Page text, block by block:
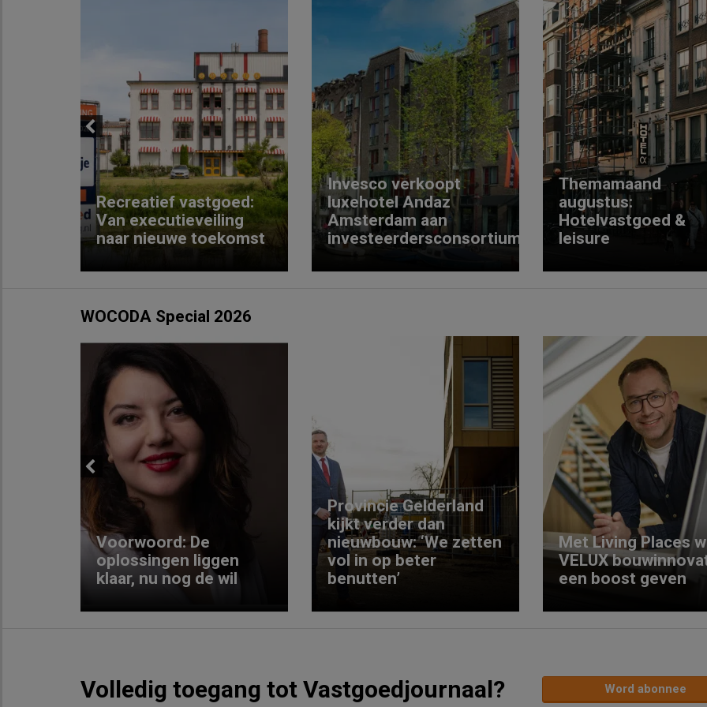
Previous
Recreatief vastgoed:
Van executieveiling
naar nieuwe toekomst
Invesco verkoopt
luxehotel Andaz
Amsterdam aan
investeerdersconsortium
Themamaand
augustus:
Hotelvastgoed &
leisure
WOCODA Special 2026
Previous
Voorwoord: De
oplossingen liggen
klaar, nu nog de wil
Provincie Gelderland
kijkt verder dan
nieuwbouw: ‘We zetten
vol in op beter
benutten’
Met Living Places
VELUX
een boost geven
Volledig toegang tot Vastgoedjournaal? Word abonnee